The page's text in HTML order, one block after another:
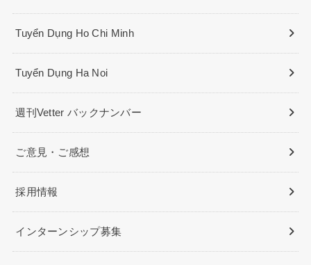
Tuyển Dụng Ho Chi Minh
Tuyển Dụng Ha Noi
週刊Vetter バックナンバー
ご意見・ご感想
採用情報
インターンシップ募集